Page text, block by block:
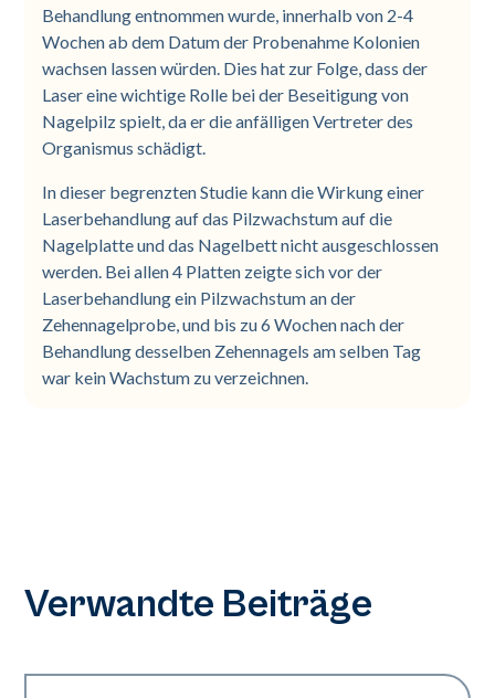
Behandlung entnommen wurde, innerhalb von 2-4
Wochen ab dem Datum der Probenahme Kolonien
wachsen lassen würden. Dies hat zur Folge, dass der
Laser eine wichtige Rolle bei der Beseitigung von
Nagelpilz spielt, da er die anfälligen Vertreter des
Organismus schädigt.
In dieser begrenzten Studie kann die Wirkung einer
Laserbehandlung auf das Pilzwachstum auf die
Nagelplatte und das Nagelbett nicht ausgeschlossen
werden. Bei allen 4 Platten zeigte sich vor der
Laserbehandlung ein Pilzwachstum an der
Zehennagelprobe, und bis zu 6 Wochen nach der
Behandlung desselben Zehennagels am selben Tag
war kein Wachstum zu verzeichnen.
Verwandte Beiträge